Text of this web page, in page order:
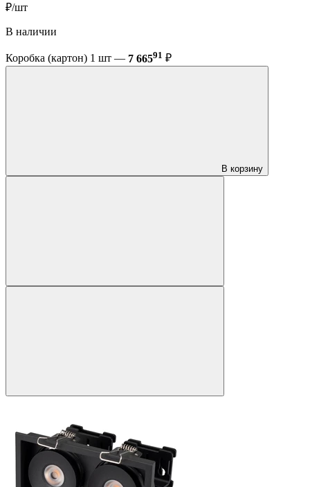
₽/шт
В наличии
Коробка (картон) 1 шт — 7 66591 ₽
В корзину